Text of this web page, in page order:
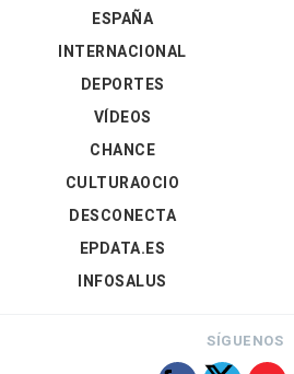
ESPAÑA
INTERNACIONAL
DEPORTES
VÍDEOS
CHANCE
CULTURAOCIO
DESCONECTA
EPDATA.ES
INFOSALUS
SÍGUENOS